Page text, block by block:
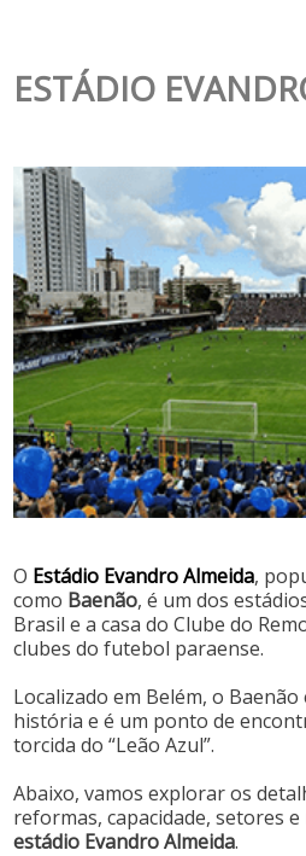
ESTÁDIO
O Estádio Evandro Almeida,
como Baenão, é um dos
Brasil e a casa do Clube do
clubes do futebol paraense.
Localizado em Belém, o
história e é um ponto de
torcida do “Leão Azul”.
Abaixo, vamos explorar os
reformas, capacidade, setores
estádio Evandro Almeida.